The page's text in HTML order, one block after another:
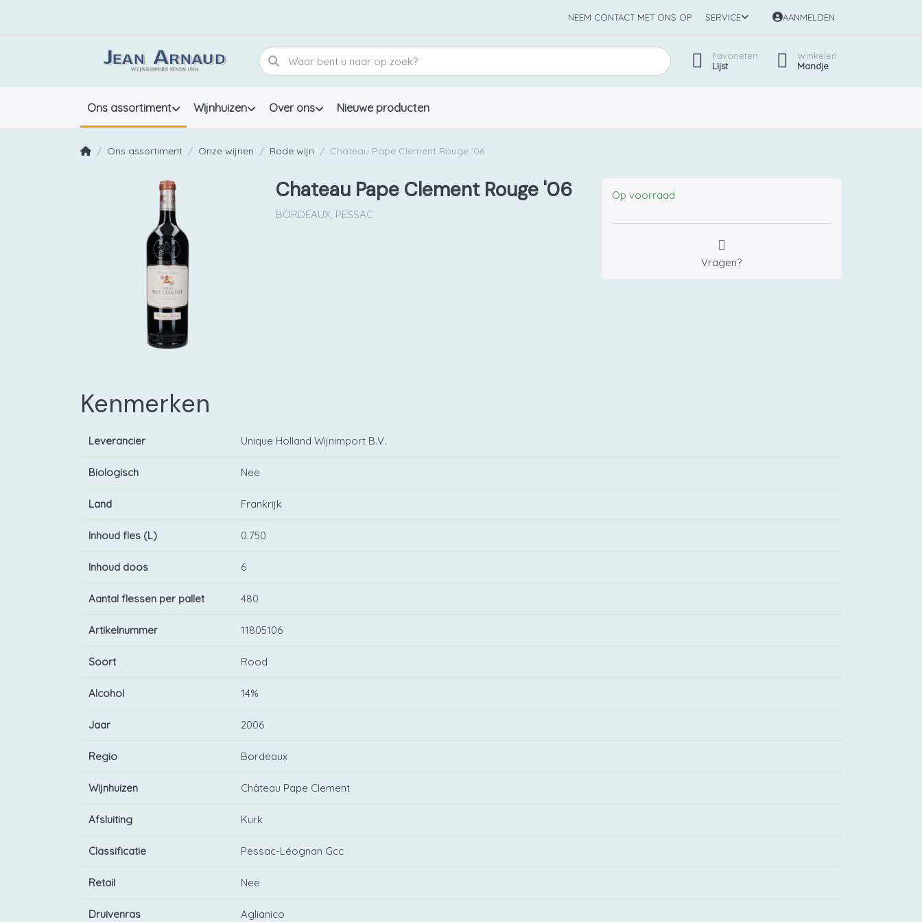
NEEM CONTACT MET ONS OP SERVICE AANMELDEN
Favorieten
Lijst
Winkelen
Mandje
Ons assortiment Wijnhuizen Over ons Nieuwe producten
Ons assortiment Onze wijnen Rode wijn Chateau Pape Clement Rouge '06
Chateau Pape Clement Rouge '06
BORDEAUX, PESSAC
Op voorraad
Vragen?
Kenmerken
Leverancier Unique Holland Wijnimport B.V.
Biologisch Nee
Land Frankrijk
Inhoud fles (L) 0.750
Inhoud doos 6
Aantal flessen per pallet 480
Artikelnummer 11805106
Soort Rood
Alcohol 14%
Jaar 2006
Regio Bordeaux
Wijnhuizen Château Pape Clement
Afsluiting Kurk
Classificatie Pessac-Léognan Gcc
Retail Nee
Druivenras Aglianico